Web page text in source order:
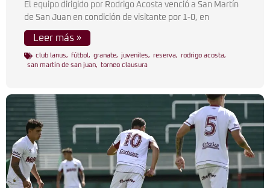
El equipo dirigido por Rodrigo Acosta venció a San Martín
de San Juan en condición de visitante por 1-0, en
Leer más »
club lanus, fútbol , granate, juveniles, reserva, rodrigo acosta,
san martín de san juan, torneo clausura